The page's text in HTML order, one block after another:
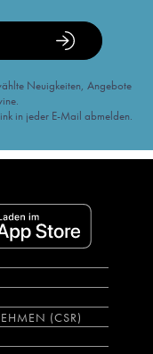
Neuigkeiten, Angebote
in jeder E-Mail abmelden.
(CSR)